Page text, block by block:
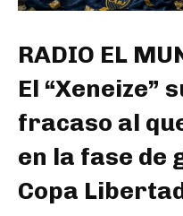
RADIO EL
El “Xeneize”
fracaso al
en la fase de
Copa